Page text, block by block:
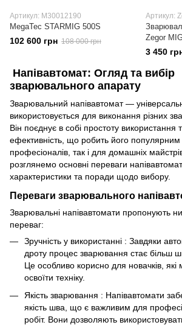
Артикул: M30012190
MegaTec STARMIG 500S
102 600 грн 108 000 грн
Артикул:
Zegor
3 450
Напівавтомат: Огляд та вибір
зварювального апарату
Зварювальний напівавтомат —
використовується для виконання різних
Він поєднує в собі простоту використання
ефективність, що робить його
професіоналів, так і для домашніх
розглянемо основні переваги
характеристики та поради щодо вибору.
Переваги зварювального
Зварювальні напівавтомати пропонують
переваг:
Зручність у використанні : Завдяки
дроту процес зварювання стає більш
Це особливо корисно для новачків, які
освоїти техніку.
Якість зварювання : Напівавтомати
якість шва, що є важливим для
робіт. Вони дозволяють